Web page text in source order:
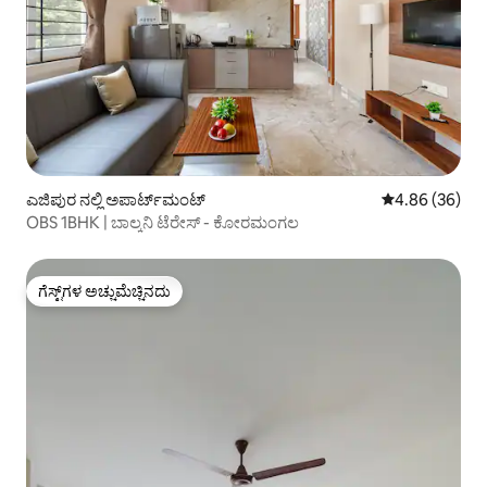
ಎಜಿಪುರ ನಲ್ಲಿ ಅಪಾರ್ಟ್‌ಮಂಟ್ 5 ರಲ್ಲಿ 4.86
4.86 (36)
OBS 1BHK | ಬಾಲ್ಕನಿ ಟೆರೇಸ್ - ಕೋರಮಂಗಲ
ಗೆಸ್ಟ್‌ಗಳ ಅಚ್ಚುಮೆಚ್ಚಿನದು
ಗೆಸ್ಟ್‌ಗಳ ಅಚ್ಚುಮೆಚ್ಚಿನದು